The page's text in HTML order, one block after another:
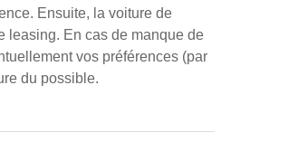
Ensuite, la voiture de
leasing. En cas de manque de
vos préférences (par
du possible.